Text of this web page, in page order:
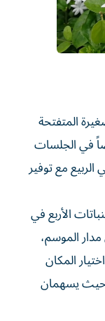
المتفتحة
في الجلسات
الربيع مع توفير
الأربع في
الموسم،
المكان
حيث يسهمان